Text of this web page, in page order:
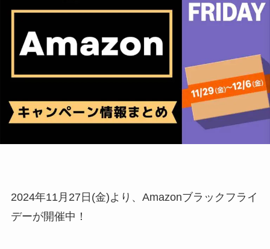
2024年11月27日(金)より、Amazonブラックフライ
デーが開催中！